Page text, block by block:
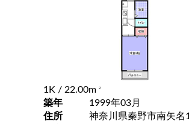
1K / 22.00m 2
築年
1999年03月
住所
神奈川県秦野市南矢名1